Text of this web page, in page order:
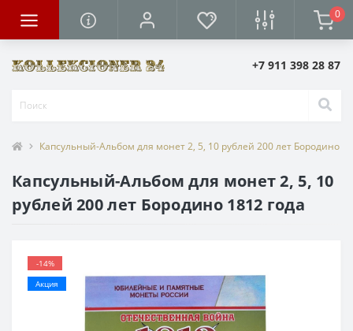
0
+7 911 398 28 87
Капсульный-Альбом для монет 2, 5, 10 рублей 200 лет Бородино
Капсульный-Альбом для монет 2, 5, 10
рублей 200 лет Бородино 1812 года
-14%
Акция